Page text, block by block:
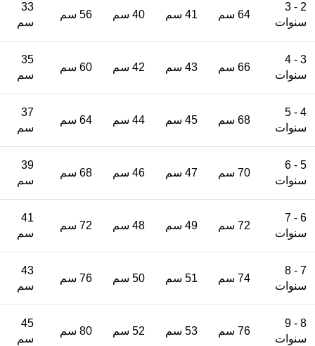
2 - 3
سنوات
64 سم 41 سم 40 سم 56 سم
33
سم
3 - 4
سنوات
66 سم 43 سم 42 سم 60 سم
35
سم
4 - 5
سنوات
68 سم 45 سم 44 سم 64 سم
37
سم
5 - 6
سنوات
70 سم 47 سم 46 سم 68 سم
39
سم
6 - 7
سنوات
72 سم 49 سم 48 سم 72 سم
41
سم
7 - 8
سنوات
74 سم 51 سم 50 سم 76 سم
43
سم
8 - 9
سنوات
76 سم 53 سم 52 سم 80 سم
45
سم